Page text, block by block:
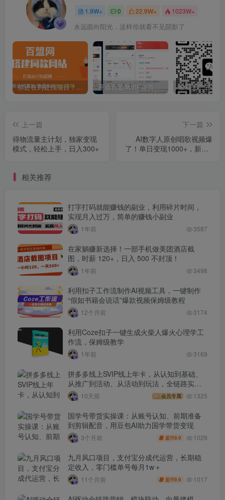
1.9W+ 0 22.9W+ 1023W+
永远面向阳光，这样你就看不见阴影了
你还在到处找项目？还在当韭菜？我靠卖项目一个月收入5万+，曾经我也是个失败者。 开通百盟网VIP会员，尊享全站资源免费下载，享70%的推广提成！！【限时五折优惠】
上一篇
得物流量主计划，独家变现
模式，轻松上手，日入300+
下一篇
AI数字人原创唱歌视频爆
了！单日变现1000+，新手4
相关推荐
打字打码就能赚钱的副业，利用碎片时间，
实现月入过万，简单的赚钱小副业
1年前 3587
在家躺赚新选择！一部手机做美团酒店截
图，时薪 120+，日入 500 不封顶！
1年前 3498
利用扣子工作流制作AI视频工具，一键制作
“假如书籍会说话”爆款视频保姆级教程
12个月前 3174
利用Coze扣子一键生成火柴人爆火心理学工
作流，保姆级教学
1年前 3169
拼多多线上SVIP线上年卡，从认知到基础、
从推广到活动、从活动到玩法，全链路实战
(260730)
10天前 会员专属 1325
国学号带货实操课：从账号认知、前期准备
到剪辑配音，用豆包AI助力国学带货变现
3个月前 盟币9.9 1029
九月风口项目，支付宝分成代运营，长期稳
定收入，零门槛单号每月1w＋
11个月前 盟币9.9 1017